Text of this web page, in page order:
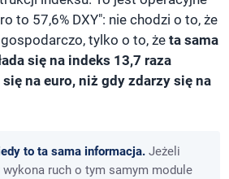
to 57,6% DXY": nie chodzi o to, że
tylko o to, żeta sama
się na indeks 13,7 raza
na euro, niż gdy zdarzy się na
to ta sama informacja.Jeżeli
ruch o tym samym module